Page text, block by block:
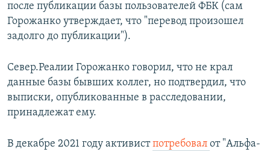
после публикации базы пользователей ФБК (сам
Горожанко утверждает, что "перевод произошел
задолго до публикации").
Север.Реалии Горожанко говорил, что не крал
данные базы бывших коллег, но подтвердил, что
выписки, опубликованные в расследовании,
принадлежат ему.
В декабре 2021 году активистпотребовал от "Альфа-